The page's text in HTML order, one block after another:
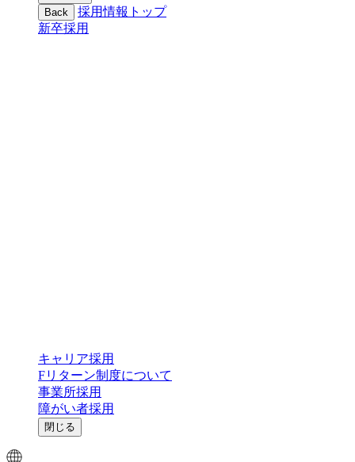
Back
採用情報トップ
新卒採用
キャリア採用
Fリターン制度について
事業所採用
障がい者採用
閉じる